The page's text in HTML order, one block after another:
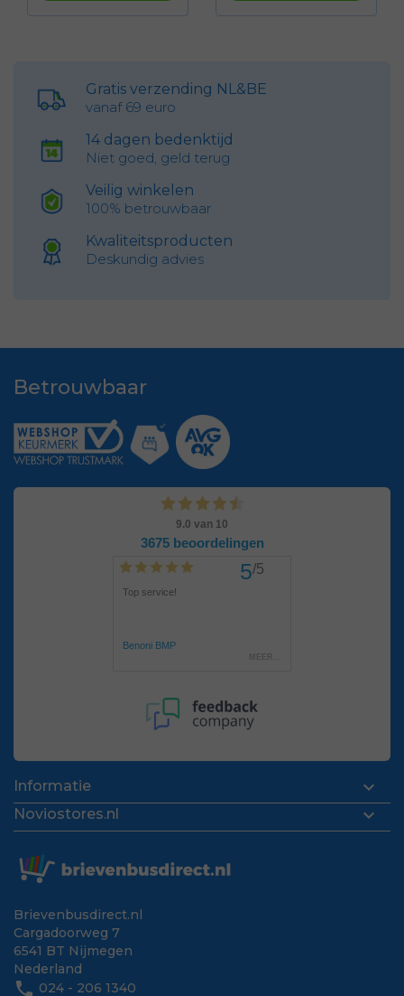
Gratis verzending NL&BE
vanaf 69 euro
14 dagen bedenktijd
Niet goed, geld terug
Veilig winkelen
100% betrouwbaar
Kwaliteitsproducten
Deskundig advies
Betrouwbaar
Informatie 
Noviostores.nl 
Brievenbusdirect.nl
Cargadoorweg 7
6541 BT Nijmegen
Nederland
phone 024 - 206 1340